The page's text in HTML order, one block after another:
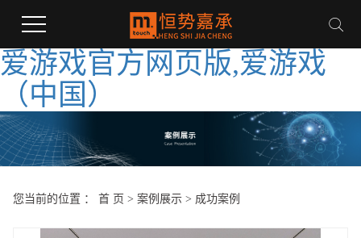
爱游戏官方网页版,爱游戏
（中国）
您当前的位置 ： 首 页 > 案例展示> 成功案例